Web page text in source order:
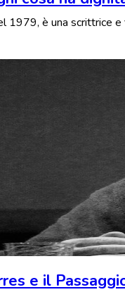
1979, è una scrittrice
e il